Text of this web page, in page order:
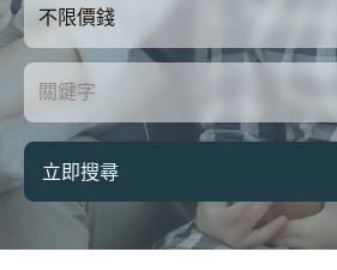
不限價錢
立即搜尋